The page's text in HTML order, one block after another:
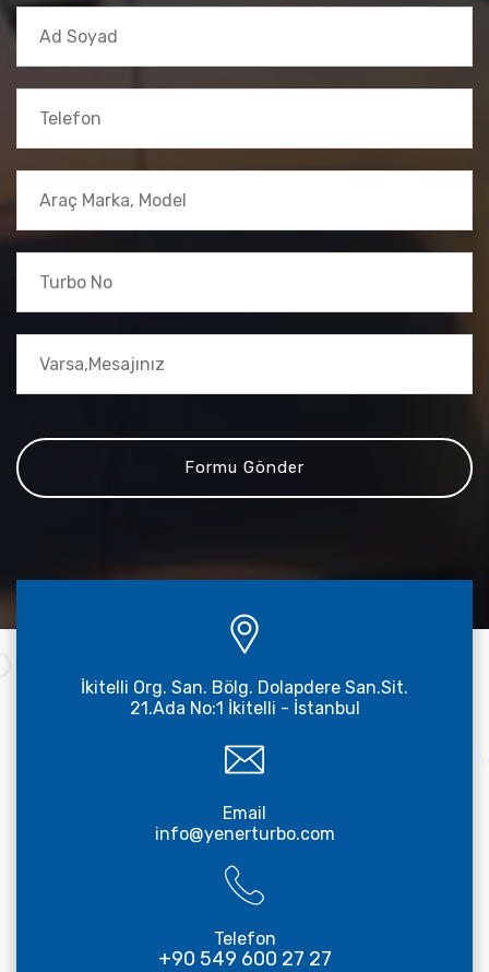
İkitelli Org. San. Bölg. Dolapdere San.Sit.
21.Ada No:1 İkitelli - İstanbul
Email
info@yenerturbo.com
Telefon
+90 549 600 27 27